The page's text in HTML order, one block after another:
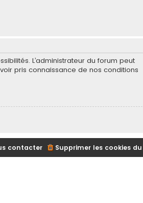
L’administrateur du forum peut
pris connaissance de nos conditions
Supprimer les cookies
contacter